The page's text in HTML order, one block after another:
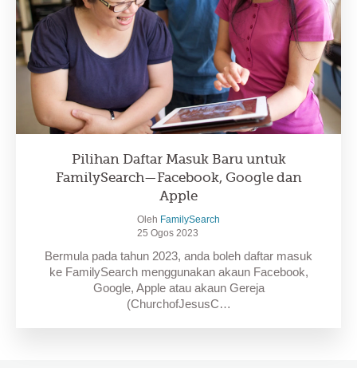
Pilihan Daftar Masuk Baru untuk
FamilySearch—Facebook, Google dan
Apple
Oleh FamilySearch
25 Ogos 2023
Bermula pada tahun 2023, anda boleh daftar masuk
ke FamilySearch menggunakan akaun Facebook,
Google, Apple atau akaun Gereja
(ChurchofJesusC…